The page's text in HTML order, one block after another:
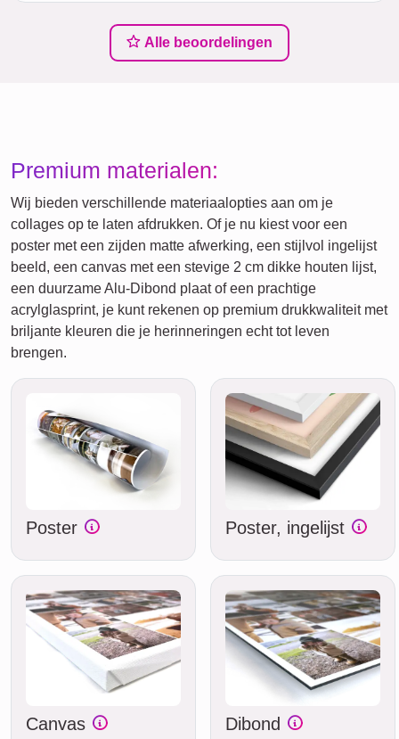
Alle beoordelingen
Premium materialen:
Wij bieden verschillende materiaalopties aan om je
collages op te laten afdrukken. Of je nu kiest voor een
poster met een zijden matte afwerking, een stijlvol ingelijst
beeld, een canvas met een stevige 2 cm dikke houten lijst,
een duurzame Alu-Dibond plaat of een prachtige
acrylglasprint, je kunt rekenen op premium drukkwaliteit met
briljante kleuren die je herinneringen echt tot leven
brengen.
Poster Poster, ingelijst
Canvas Dibond